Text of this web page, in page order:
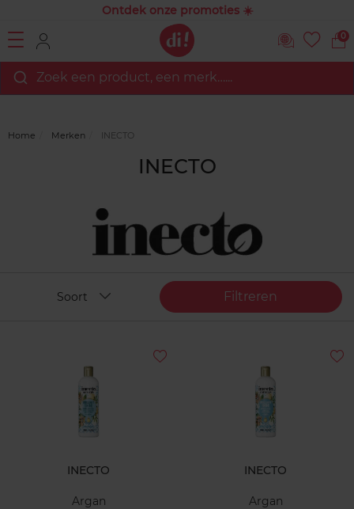
Ontdek onze promoties ☀️
0
Zoek een product, een merk…...
Home Merken INECTO
INECTO
Filtreren
Soort
INECTO
Argan
INECTO
Argan